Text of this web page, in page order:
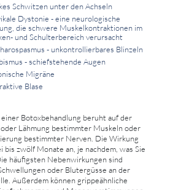
Schwitzen unter den Achseln
Dystonie - eine neurologische
die schwere Muskelkontraktionen im
und Schulterbereich verursacht
- unkontrollierbares Blinzeln
- schiefstehende Augen
Migräne
Blase
Botoxbehandlung beruht auf der
Lähmung bestimmter Muskeln oder
bestimmter Nerven. Die Wirkung
bis zwölf Monate an, je nachdem, was Sie
häufigsten Nebenwirkungen sind
oder Blutergüsse an der
Außerdem können grippeähnliche